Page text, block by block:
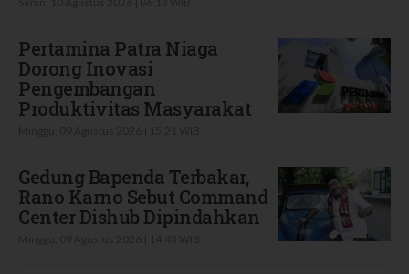
Pertamina Patra Niaga
Dorong Inovasi
Pengembangan
Produktivitas Masyarakat
Gedung Bapenda Terbakar,
Rano Karno Sebut Command
Center Dishub Dipindahkan